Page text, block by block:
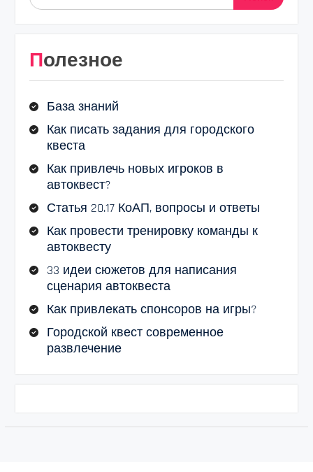
Полезное
База знаний
Как писать задания для городского
квеста
Как привлечь новых игроков в
автоквест?
Статья 20.17 КоАП, вопросы и ответы
Как провести тренировку команды к
автоквесту
33 идеи сюжетов для написания
сценария автоквеста
Как привлекать спонсоров на игры?
Городской квест современное
развлечение